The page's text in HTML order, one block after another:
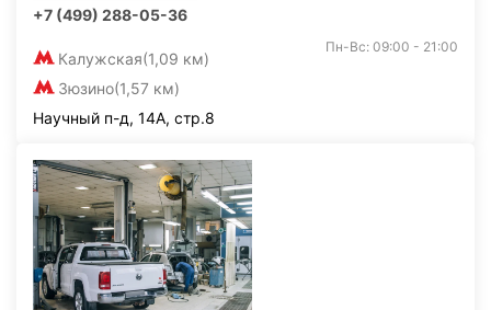
+7 (499) 288-05-36
Калужская(1,09 км)
Зюзино(1,57 км)
Пн-Вс: 09:00 - 21:00
Научный п-д, 14А, стр.8